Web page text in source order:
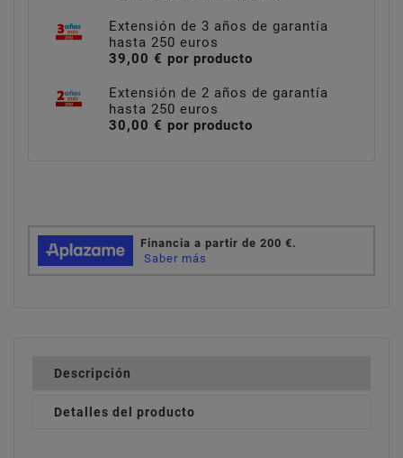
Extensión de 3 años de garantía
hasta 250 euros
39,00 € por producto
Extensión de 2 años de garantía
hasta 250 euros
30,00 € por producto
Descripción
Detalles del producto